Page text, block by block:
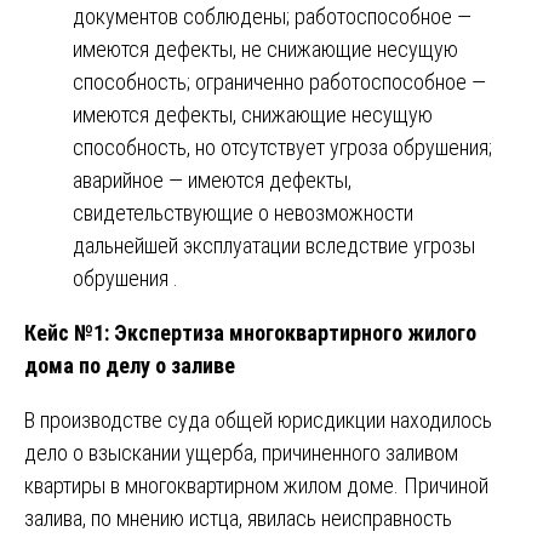
документов соблюдены; работоспособное —
имеются дефекты, не снижающие несущую
способность; ограниченно работоспособное —
имеются дефекты, снижающие несущую
способность, но отсутствует угроза обрушения;
аварийное — имеются дефекты,
свидетельствующие о невозможности
дальнейшей эксплуатации вследствие угрозы
обрушения .
Кейс №1: Экспертиза многоквартирного жилого
дома по делу о заливе
В производстве суда общей юрисдикции находилось
дело о взыскании ущерба, причиненного заливом
квартиры в многоквартирном жилом доме. Причиной
залива, по мнению истца, явилась неисправность